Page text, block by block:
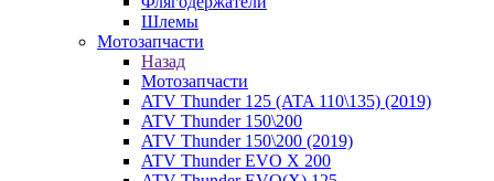
Шлемы
Мотозапчасти
Назад
Мотозапчасти
ATV Thunder 125 (ATA 110\135) (2019)
ATV Thunder 150\200
ATV Thunder 150\200 (2019)
ATV Thunder EVO X 200